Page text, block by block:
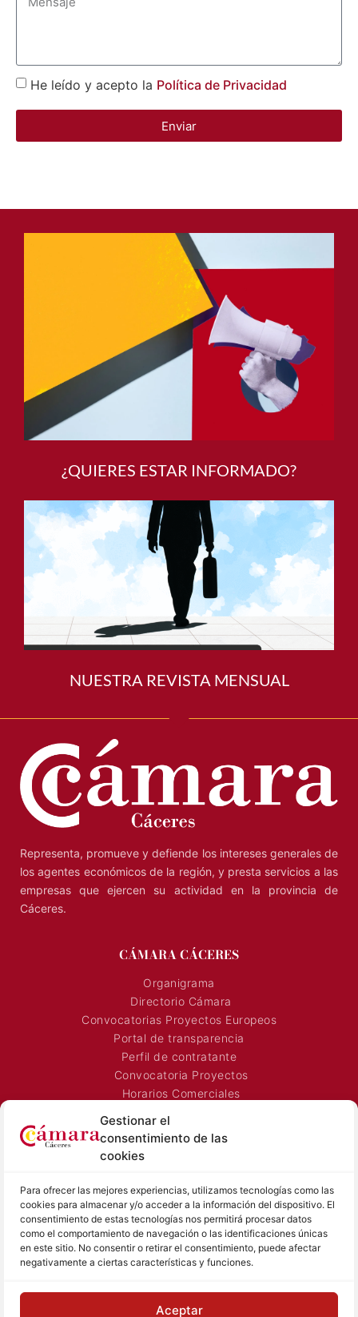
Gestionar el
consentimiento de las
cookies
Para ofrecer las mejores experiencias, utilizamos tecnologías como las
cookies para almacenar y/o acceder a la información del dispositivo. El
consentimiento de estas tecnologías nos permitirá procesar datos
como el comportamiento de navegación o las identificaciones únicas
en este sitio. No consentir o retirar el consentimiento, puede afectar
negativamente a ciertas características y funciones.
Aceptar
He leído y acepto la Política de Privacidad
Enviar
¿QUIERES ESTAR INFORMADO?
NUESTRA REVISTA MENSUAL
Representa, promueve y defiende los intereses generales de
los agentes económicos de la región, y presta servicios a las
empresas que ejercen su actividad en la provincia de
Cáceres.
CÁMARA CÁCERES
Organigrama
Directorio Cámara
Convocatorias Proyectos Europeos
Portal de transparencia
Perfil de contratante
Convocatoria Proyectos
Horarios Comerciales
Contacto
Directorio AEXTIC
Noticias Cámara
Sala de prensa
Hemeroteca
Memoria
Contacto prensa
Aviso Legal
Política de Privacidad
Política de Cookies